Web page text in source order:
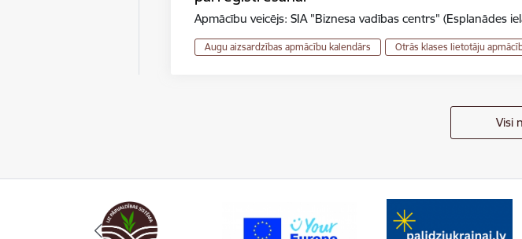
Apmācību veicējs: SIA "Biznesa vadības centrs" (Esplanādes
Augu aizsardzības apmācību kalendārs Otrās klases lietotāju
Visi